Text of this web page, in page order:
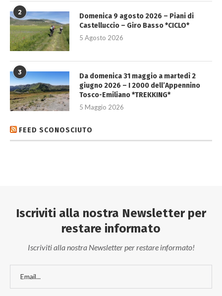
2
Domenica 9 agosto 2026 – Piani di
Castelluccio – Giro Basso *CICLO*
5 Agosto 2026
3
Da domenica 31 maggio a martedì 2
giugno 2026 – I 2000 dell’Appennino
Tosco-Emiliano *TREKKING*
5 Maggio 2026
FEED SCONOSCIUTO
Iscriviti alla nostra Newsletter per
restare informato
Iscriviti alla nostra Newsletter per restare informato!